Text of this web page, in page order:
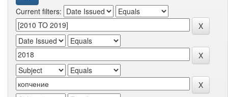
Current filters: